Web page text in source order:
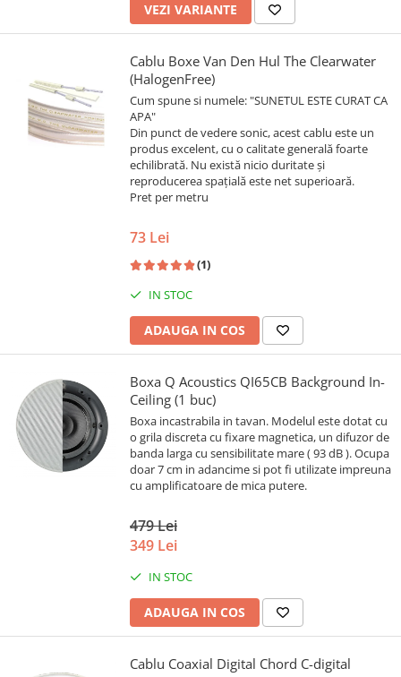
VEZI VARIANTE
Cablu Boxe Van Den Hul The Clearwater
(HalogenFree)
Cum spune si numele: "SUNETUL ESTE CURAT CA
APA"
Din punct de vedere sonic, acest cablu este un
produs excelent, cu o calitate generală foarte
echilibrată. Nu există nicio duritate și
reproducerea spațială este net superioară.
Pret per metru
73 Lei
(1)
IN STOC
ADAUGA IN COS
Boxa Q Acoustics QI65CB Background In-
Ceiling (1 buc)
Boxa incastrabila in tavan. Modelul este dotat cu
o grila discreta cu fixare magnetica, un difuzor de
banda larga cu sensibilitate mare ( 93 dB ). Ocupa
doar 7 cm in adancime si pot fi utilizate impreuna
cu amplificatoare de mica putere.
479 Lei
349 Lei
IN STOC
ADAUGA IN COS
Cablu Coaxial Digital Chord C-digital